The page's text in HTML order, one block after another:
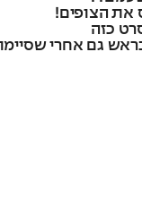
את הצופים!
כזה
גם אחרי